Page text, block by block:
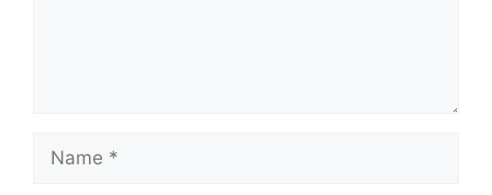
Name